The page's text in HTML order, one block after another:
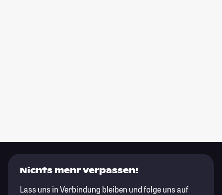
Nichts mehr verpassen!
Lass uns in Verbindung bleiben und folge uns auf